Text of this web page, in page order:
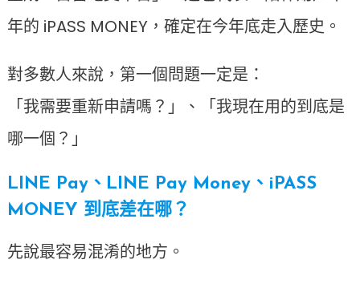
年的 iPASS MONEY，確定在今年底走入歷史。
對多數人來說，第一個問題一定是：
「我需要重新申請嗎？」、「我現在用的到底是
哪一個？」
LINE Pay、LINE Pay Money、iPASS
MONEY 到底差在哪？
先說最容易混淆的地方。